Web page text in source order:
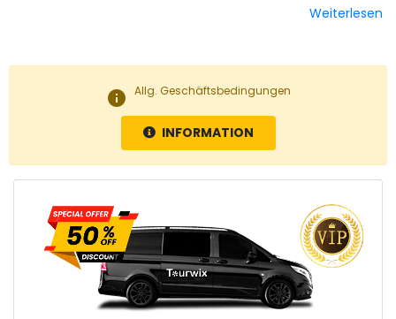
Weiterlesen
info Allg. Geschäftsbedingungen
INFORMATION